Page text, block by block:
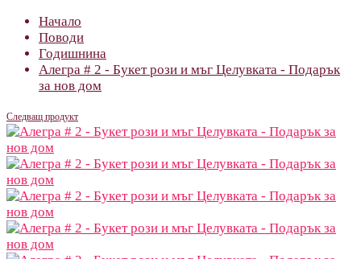
Начало
Поводи
Годишнина
Алегра # 2 - Букет рози и мъг Целувката - Подарък
за нов дом
Следващ продукт